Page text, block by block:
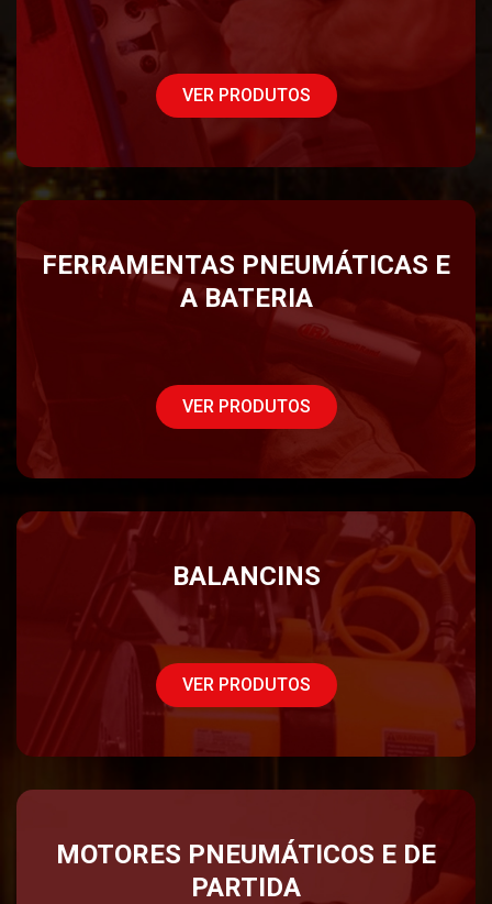
VER PRODUTOS
FERRAMENTAS PNEUMÁTICAS E
A BATERIA
VER PRODUTOS
BALANCINS
VER PRODUTOS
MOTORES PNEUMÁTICOS E DE
PARTIDA